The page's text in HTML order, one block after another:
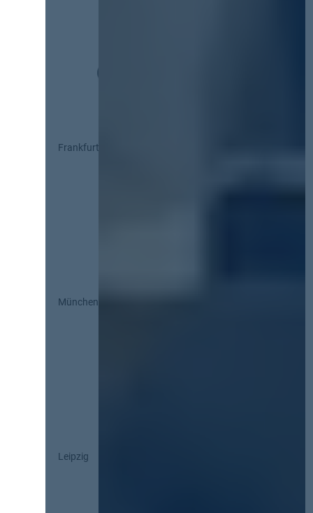
Frankfurt
München
Leipzig